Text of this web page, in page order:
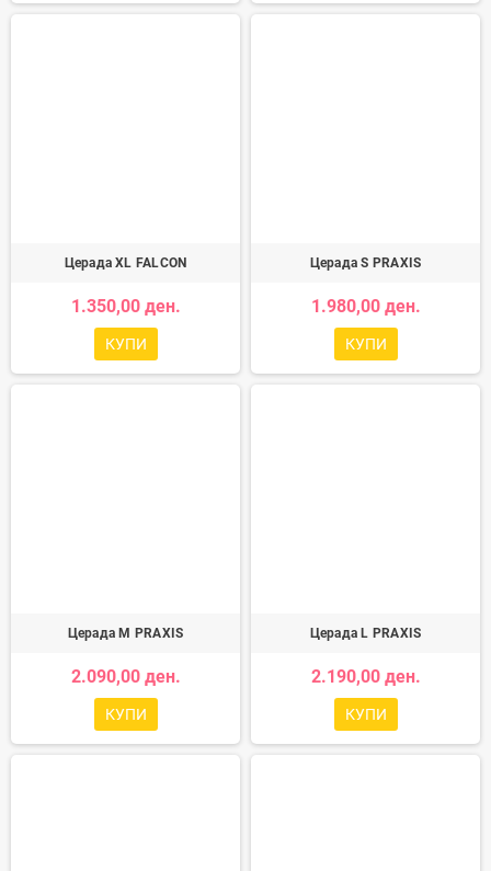
Церада XL FALCON
1.350,00 ден.
КУПИ
Церада S PRAXIS
1.980,00 ден.
КУПИ
Церада M PRAXIS
2.090,00 ден.
КУПИ
Церада L PRAXIS
2.190,00 ден.
КУПИ